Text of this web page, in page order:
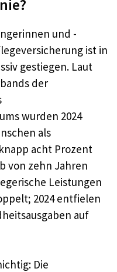
und -
ist in
gestiegen. Laut
der
wurden 2024
als
acht Prozent
von zehn Jahren
Leistungen
2024 entfielen
auf
Die